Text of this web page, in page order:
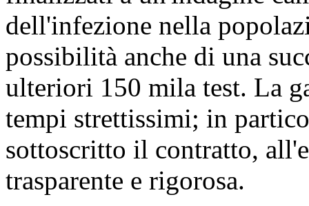
dell'infezione nella
possibilità anche di una
ulteriori 150 mila test. La
tempi strettissimi; in
sottoscritto il contratto,
trasparente e rigorosa.